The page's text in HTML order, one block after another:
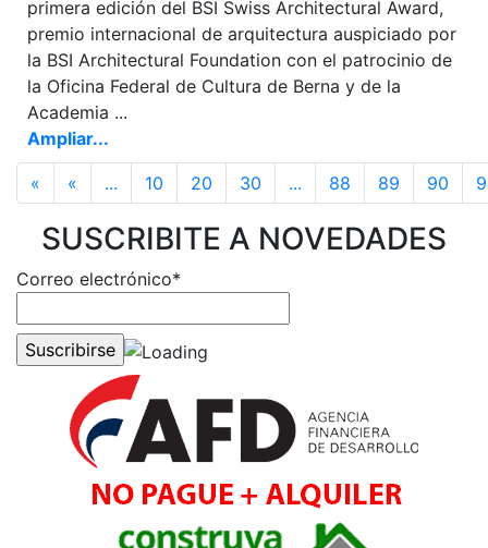
primera edición del BSI Swiss Architectural Award,
premio internacional de arquitectura auspiciado por
la BSI Architectural Foundation con el patrocinio de
la Oficina Federal de Cultura de Berna y de la
Academia ...
Ampliar...
« « ... 10 20 30 ... 88 89 90
SUSCRIBITE A NOVEDADES
Correo electrónico*